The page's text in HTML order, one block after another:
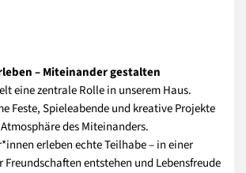
– Miteinander gestalten
eine zentrale Rolle in unserem Haus.
Feste, Spieleabende und kreative Projekte
des Miteinanders.
erleben echte Teilhabe – in einer
Freundschaften entstehen und Lebensfreude